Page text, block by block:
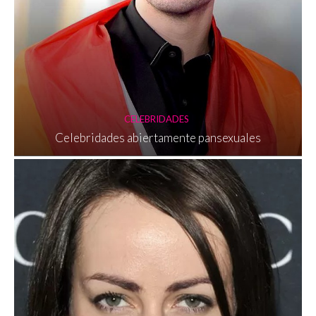
CELEBRIDADES
Celebridades abiertamente pansexuales